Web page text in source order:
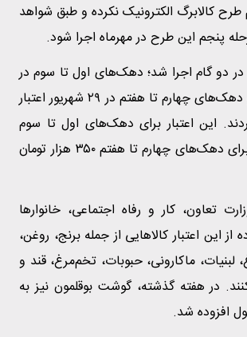
کالابرگ الکترونیک نکرده و طبق شواهد
پنجم این طرح در مهرماه اجرا شود.
دو گام اجرا شد؛ دهک‌های اول تا سوم در
تاریخ ۱۹ شهریور و دهک‌های چهارم تا هفتم در ۲۹ شهریور اعتبار
این اعتبار برای دهک‌های اول تا سوم
۵۰۰ هزار تومان و برای دهک‌های چهارم تا هفتم ۳۵۰ هزار تومان
تعاون، کار و رفاه اجتماعی، خانوارها
از این اعتبار کالاهایی از جمله برنج، روغن،
ماکارونی، حبوبات، تخم‌مرغ، قند و
در هفته گذشته، گوشت بوقلمون نیز به
افزوده شد.